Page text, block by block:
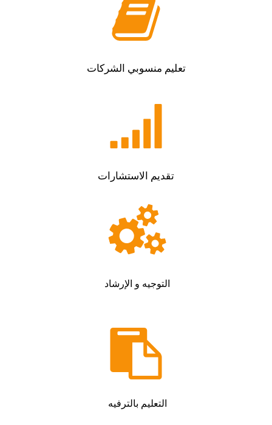
تعليم منسوبي الشركات
تقديم الاستشارات
التوجيه و الإرشاد
التعليم بالترفيه